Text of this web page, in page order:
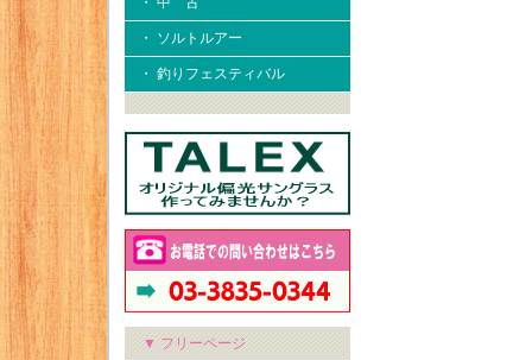
・ ソルトルアー
・ 釣りフェスティバル
▼ フリーページ